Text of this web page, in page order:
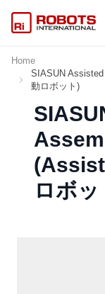
Home
SIASUN
動ロボット)
ロボッ